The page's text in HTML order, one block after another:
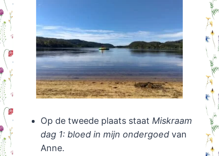
Op de tweede plaats staat Miskraam
dag 1: bloed in mijn ondergoed van
Anne.